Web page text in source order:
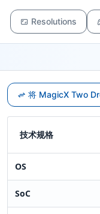
Resolutions
将 MagicX Two
技术规格
OS
SoC